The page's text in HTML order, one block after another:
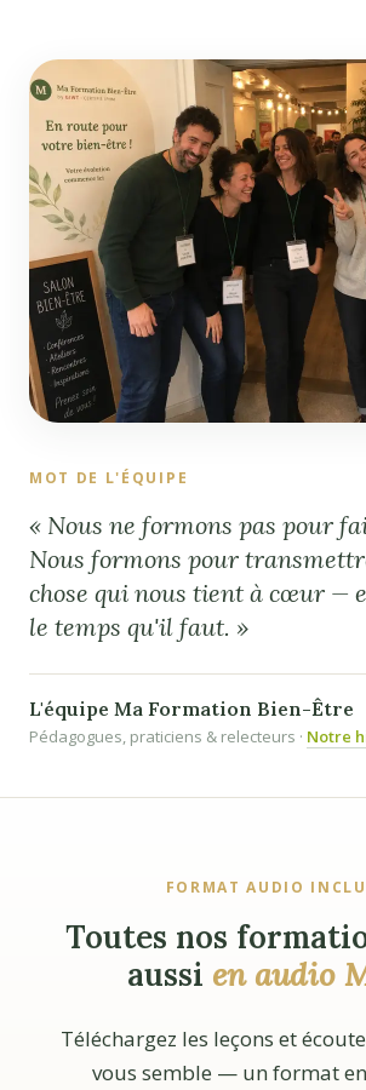
MOT DE L'ÉQUIPE
« Nous ne formons pas pour
Nous formons pour
chose qui nous tient à cœur —
le temps qu'il faut. »
L'équipe Ma Formation Bien-Être
Pédagogues, praticiens & relecteurs · Notre
FORMAT AUDIO
Toutes nos
aussi en audio
Téléchargez les leçons et
vous semble — un format